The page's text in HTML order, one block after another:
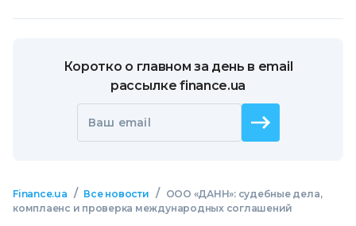
Коротко о главном за день в email
рассылке finance.ua
Ваш email
Finance.ua / Все новости /
ООО «ДАНН»: судебные дела,
комплаенс и проверка международных соглашений